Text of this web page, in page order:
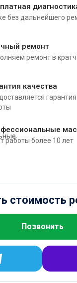
без дальнейшего
ремонт
ремонт в
качества
работы более 10 лет
стоимость
Позвонить